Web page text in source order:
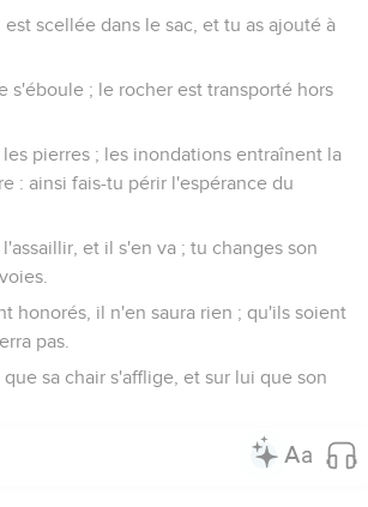
est scellée dans le sac, et tu as ajouté à
s'éboule ; le rocher est transporté hors
pierres ; les inondations entraînent la
: ainsi fais-tu périr l'espérance du
et il s'en va ; tu changes son
honorés, il n'en saura rien ; qu'ils soient
pas.
sa chair s'afflige, et sur lui que son